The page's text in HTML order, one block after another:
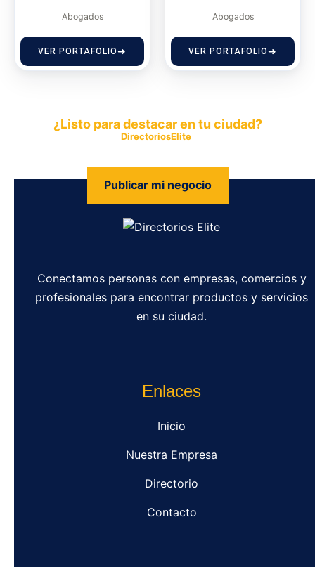
Abogados
VER PORTAFOLIO
Abogados
VER PORTAFOLIO
¿Listo para destacar en tu ciudad?
DirectoriosElite
Publicar mi negocio
Conectamos personas con empresas, comercios y
profesionales para encontrar productos y servicios
en su ciudad.
Enlaces
Inicio
Nuestra Empresa
Directorio
Contacto